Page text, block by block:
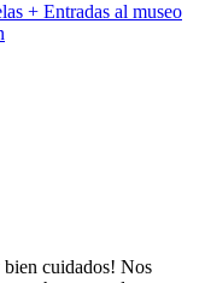
+ Entradas al museo
bien cuidados! Nos